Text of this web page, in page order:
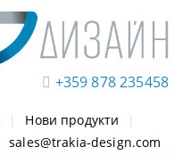
+359 878 235458
Нови продукти
sales@trakia-design.com